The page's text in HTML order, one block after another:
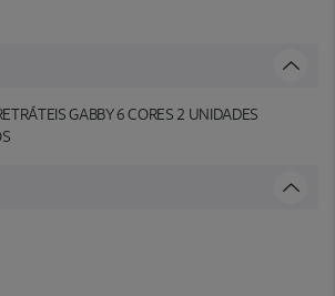
GABBY 6 CORES 2 UNIDADES